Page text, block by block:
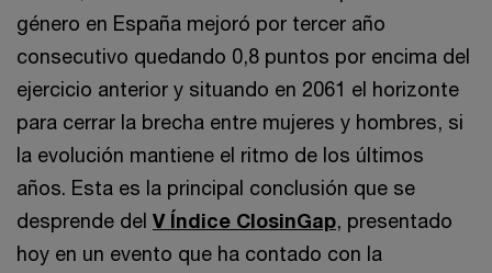
género en España mejoró por tercer año
consecutivo quedando 0,8 puntos por encima del
ejercicio anterior y situando en 2061 el horizonte
para cerrar la brecha entre mujeres y hombres, si
la evolución mantiene el ritmo de los últimos
años. Esta es la principal conclusión que se
desprende del V Índice ClosinGap, presentado
hoy en un evento que ha contado con la